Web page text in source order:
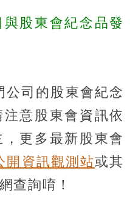
股東會紀念品發
司的股東會紀念
意股東會資訊依
更多最新股東會
開資訊觀測站或其
查詢唷！